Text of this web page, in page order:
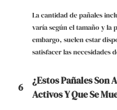
La cantidad de pañales
varía según el tamaño y la
embargo, suelen estar
satisfacer las necesidades
6
¿Estos Pañales Son
Activos Y Que Se